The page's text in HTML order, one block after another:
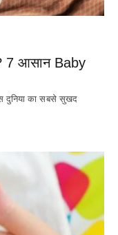
7 आसान Baby
दुनिया का सबसे सुखद